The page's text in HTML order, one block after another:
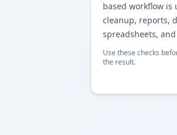
based workflow is
cleanup, reports,
spreadsheets,
Use these checks
the result.